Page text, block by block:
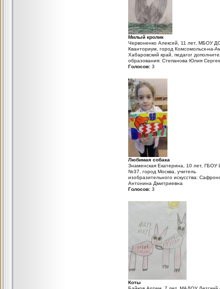
Милый кролик
Червоненко Алексей, 11 лет, МБОУ
Кванториум, город Комсомольск-на-
Хабаровский край, педагог
образования: Степанова Юлия
Голосов: 3
Любимая собака
Знаменская Екатерина, 10 лет, ГБОУ
№37, город Москва, учитель
изобразительного искусства:
Антонина Дмитриевна
Голосов: 3
Коты